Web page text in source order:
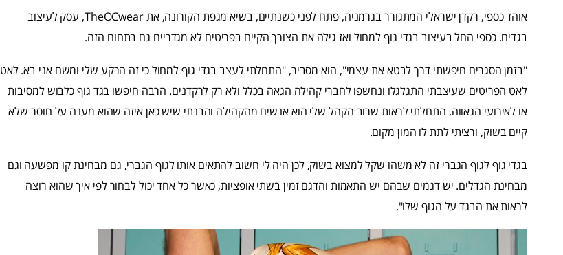
אוהד כספי, רקדן ישראלי המתגורר בגרמניה, פתח לפני כשנתיים, בשיא מגפת הקורונה, את TheOCwear, עסק לעיצוב
בגדים. כספי החל בעיצוב בגדי גוף למחול ואז גילה את הצורך הקיים בפריטים לא מגדריים גם בתחום הזה.
"בזמן הסגרים חיפשתי דרך לבטא את עצמי", הוא מסביר, "התחלתי לעצב בגדי גוף למחול כי זה הרקע שלי ומשם אני בא. לאט
לאט הפריטים שעיצבתי התגלגלו ונחשפו לחברי קהילה הגאה בכלל ולא רק לרקדנים. הרבה חיפשו בגד גוף כלבוש למסיבות
או לאירועי הגאווה. התחלתי לראות שרוב הקהל שלי הוא אנשים מהקהילה והבנתי שיש כאן איזה שהוא מענה על חוסר שלא
קיים בשוק, ורציתי לתת לו המון מקום.
בגדי גוף לגוף הגברי זה לא משהו שקל למצוא בשוק, לכן היה לי חשוב להתאים אותו לגוף הגברי, גם מבחינת קו מפשעה וגם
מבחינת הגדלים. יש דגמים שבהם יש התאמות והדגם זמין בשתי אופציות, כאשר כל אחד יכול לבחור לפי איך שהוא רוצה
לראות את הבגד על הגוף שלו".